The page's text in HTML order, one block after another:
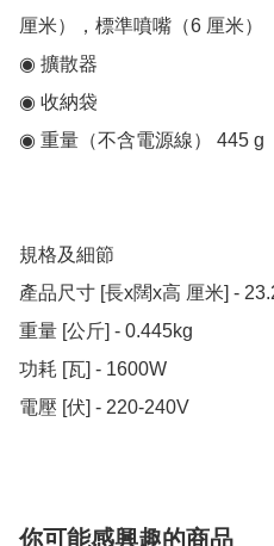
厘米），標準噴嘴（6 厘米）
◉ 擴散器
◉ 收納袋
◉ 重量（不含電源線） 445 g
規格及細節
產品尺寸 [長x闊x高 厘米] -
重量 [公斤] - 0.445kg
功耗 [瓦] - 1600W
電壓 [伏] - 220-240V
你可能感興趣的商品